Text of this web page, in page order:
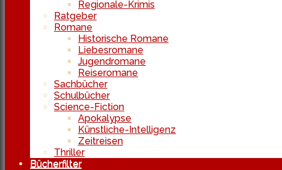
Regionale-Krimis
Ratgeber
Romane
Historische Romane
Liebesromane
Jugendromane
Reiseromane
Sachbücher
Schulbücher
Science-Fiction
Apokalypse
Künstliche-Intelligenz
Zeitreisen
Thriller
Bücherfilter